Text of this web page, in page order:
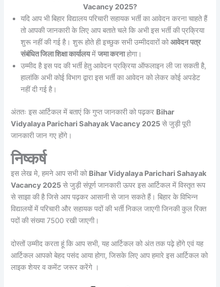
Vacancy 2025?
यदि आप भी बिहार विद्यालय परिचारी सहायक भर्ती का आवेदन करना चाहते हैं
तो आपकी जानकारी के लिए आप बताते चले कि अभी इस भर्ती की प्रक्रिया
शुरू नहीं की गई है। शुरू होते ही इच्छुक सभी उम्मीदवारों कोआवेदन पत्र
संबंधित जिला शिक्षा कार्यालयमेंजमा करनाहोगा।
उम्मीद है इस पद की भर्ती हेतु आवेदन प्रक्रिया ऑफलाइन ली जा सकती है,
हालांकि अभी कोई विभाग द्वारा इस भर्ती का आवेदन को लेकर कोई अपडेट
नहीं दी गई है।
अंततः इस आर्टिकल में बताएं कि गुप्त जानकारी को पढ़कर Bihar
Vidyalaya Parichari Sahayak Vacancy 2025 से जुड़ी पूरी
जानकारी जान गए होंगे।
निष्कर्ष
इस लेख मे, हमने आप सभी को Bihar Vidyalaya Parichari Sahayak
Vacancy 2025 से जुड़ी संपूर्ण जानकारी ऊपर इस आर्टिकल में विस्तृत रूप
से साझा की है जिसे आप पढ़कर आसानी से जान सकते हैं। बिहार के विभिन्न
विद्यालयों में परिचारी और सहायक पदों की भर्ती निकल जाएगी जिनकी कुल रिक्त
पदों की संख्या 7500 रखी जाएगी।
दोस्तों उम्मीद करता हूं कि आप सभी, यह आर्टिकल को अंत तक पढ़े होंगे एवं यह
आर्टिकल आपको बेहद पसंद आया होगा, जिसके लिए आप हमारे इस आर्टिकल को
लाइक शेयर व कमेंट जरूर करेंगे ।